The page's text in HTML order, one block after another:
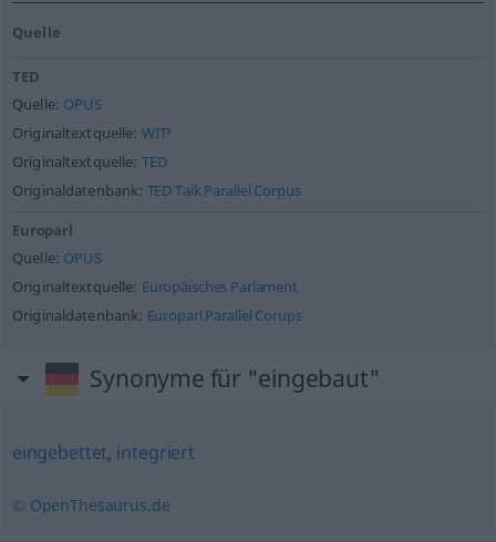
Quelle
TED
Quelle: OPUS
Originaltextquelle: WIT³
Originaltextquelle: TED
Originaldatenbank: TED Talk Parallel Corpus
Europarl
Quelle: OPUS
Originaltextquelle: Europäisches Parlament
Originaldatenbank: Europarl Parallel Corups
Synonyme für "eingebaut"
eingebettet, integriert
© OpenThesaurus.de